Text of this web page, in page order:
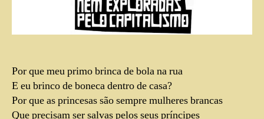
Por que meu primo brinca de bola na rua
E eu brinco de boneca dentro de casa?
Por que as princesas são sempre mulheres brancas
Que precisam ser salvas pelos seus príncipes